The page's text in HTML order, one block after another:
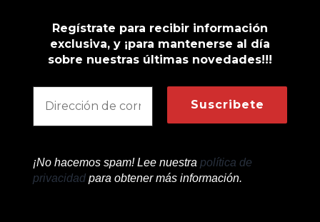
Regístrate para recibir información
exclusiva, y ¡para mantenerse al día
sobre nuestras últimas novedades!!!
¡No hacemos spam! Lee nuestra política de
privacidad para obtener más información.